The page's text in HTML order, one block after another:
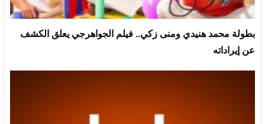
بطولة محمد هنيدي ومنى زكي.. فيلم الجواهرجي يعلق الكشف
عن إيراداته